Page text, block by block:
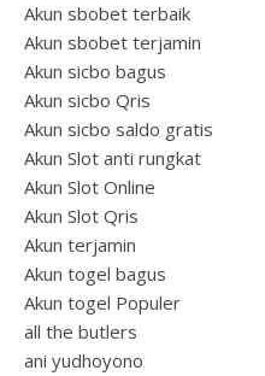
Akun sbobet terbaik
Akun sbobet terjamin
Akun sicbo bagus
Akun sicbo Qris
Akun sicbo saldo gratis
Akun Slot anti rungkat
Akun Slot Online
Akun Slot Qris
Akun terjamin
Akun togel bagus
Akun togel Populer
all the butlers
ani yudhoyono